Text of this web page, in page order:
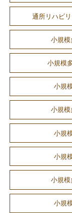
通所リハビ
小規
小規模
小規
小規
小規
小規
小規
小規